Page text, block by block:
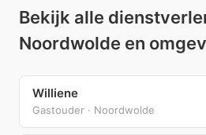
Bekijk alle
Noordwolde en
Williene
Gastouder · Noordwolde